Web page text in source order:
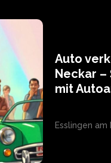
Auto
Neckar
mit
Esslingen am